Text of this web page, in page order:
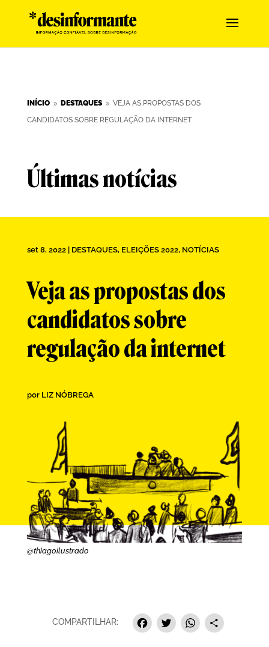
INÍCIO 9 DESTAQUES 9 VEJA AS PROPOSTAS DOS
CANDIDATOS SOBRE REGULAÇÃO DA INTERNET
Últimas notícias
set 8, 2022| DESTAQUES, ELEIÇÕES 2022, NOTÍCIAS
Veja as propostas dos
candidatos sobre
regulação da internet
por LIZ NÓBREGA
@thiagoilustrado
COMPARTILHAR: Facebook
Twitter